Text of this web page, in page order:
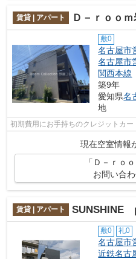
賃貸 | アパート Ｄ－ｒｏｏ
敷0
名古屋市
名古屋市
関西本線
築9年
愛知県名
地
初期費用にお手持ちのクレジットカー
現在空室情報
「Ｄ－ｒｏ
お問い合
賃貸 | アパート SUNSHINE
敷0 礼0
名古屋市
近鉄名古